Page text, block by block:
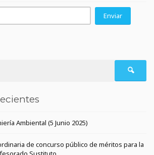
Ambiental (5 Junio 2025)
de concurso público de méritos para la